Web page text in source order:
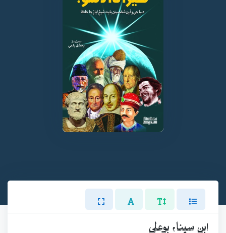
ابن سينا، بوعلي